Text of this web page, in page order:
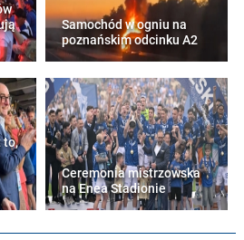
Samochód w ogniu na
poznańskim odcinku A2
to,
Ceremonia mistrzowska
na Enea Stadionie